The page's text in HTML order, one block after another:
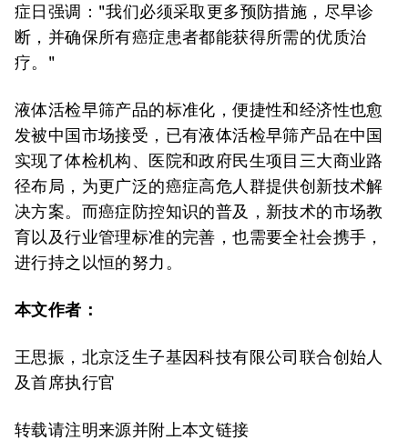
症日强调："我们必须采取更多预防措施，尽早诊
断，并确保所有癌症患者都能获得所需的优质治
疗。"
液体活检早筛产品的标准化，便捷性和经济性也愈
发被中国市场接受，已有液体活检早筛产品在中国
实现了体检机构、医院和政府民生项目三大商业路
径布局，为更广泛的癌症高危人群提供创新技术解
决方案。而癌症防控知识的普及，新技术的市场教
育以及行业管理标准的完善，也需要全社会携手，
进行持之以恒的努力。
本文作者：
王思振，北京泛生子基因科技有限公司联合创始人
及首席执行官
转载请注明来源并附上本文链接